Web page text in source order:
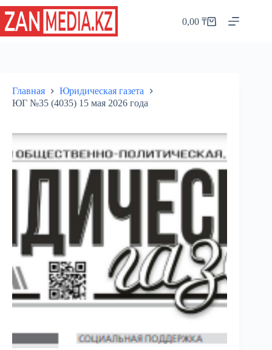
Перейти
сути
Корзина
0,00₸
Главная
Юридическая газета
ЮГ №35 (4035) 15 мая 2026 года